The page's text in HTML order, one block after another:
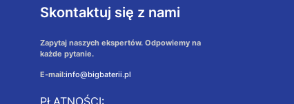
Skontaktuj się z nami
Zapytaj naszych ekspertów. Odpowiemy na
każde pytanie.
E-mail:info@bigbaterii.pl
PŁATNOŚCI: